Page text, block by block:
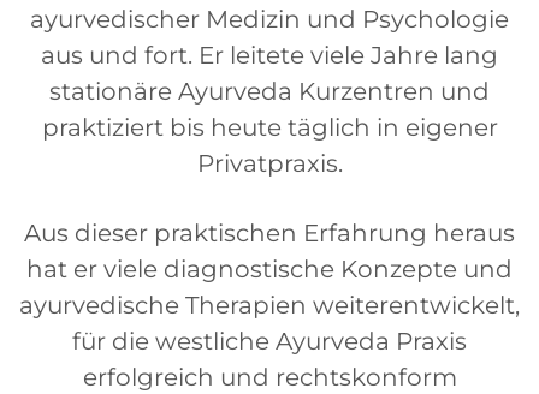
ayurvedischer Medizin und Psychologie
aus und fort. Er leitete viele Jahre lang
stationäre Ayurveda Kurzentren und
praktiziert bis heute täglich in eigener
Privatpraxis.
Aus dieser praktischen Erfahrung heraus
hat er viele diagnostische Konzepte und
ayurvedische Therapien weiterentwickelt,
für die westliche Ayurveda Praxis
erfolgreich und rechtskonform